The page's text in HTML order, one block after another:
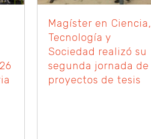
Magíster en Ciencia,
Tecnología y
Sociedad realizó su
segunda jornada de
proyectos de tesis